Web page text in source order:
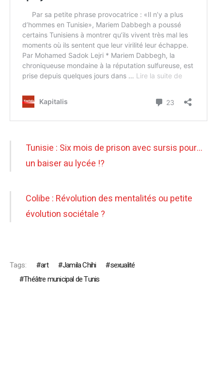
Tunisie : Six mois de prison avec sursis pour…
un baiser au lycée !?
Colibe : Révolution des mentalités ou petite
évolution sociétale ?
Tags: art Jamila Chihi
sexualité
Théâtre municipal de Tunis